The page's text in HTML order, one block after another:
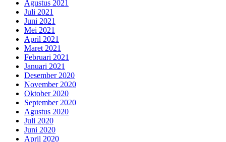
Agustus 2021
Juli 2021
Juni 2021
Mei 2021
April 2021
Maret 2021
Februari 2021
Januari 2021
Desember 2020
November 2020
Oktober 2020
September 2020
Agustus 2020
Juli 2020
Juni 2020
April 2020